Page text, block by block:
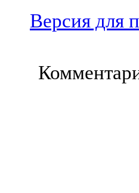
Версия для